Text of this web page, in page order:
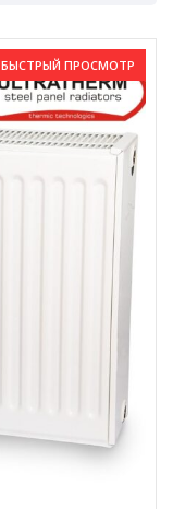
БЫСТРЫЙ ПРОСМОТР